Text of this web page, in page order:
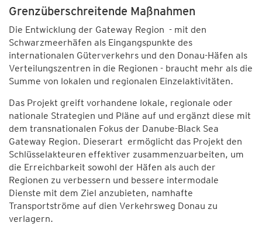
Grenzüberschreitende Maßnahmen
Die Entwicklung der Gateway Region - mit den
Schwarzmeerhäfen als Eingangspunkte des
internationalen Güterverkehrs und den Donau-Häfen als
Verteilungszentren in die Regionen - braucht mehr als die
Summe von lokalen und regionalen Einzelaktivitäten.
Das Projekt greift vorhandene lokale, regionale oder
nationale Strategien und Pläne auf und ergänzt diese mit
dem transnationalen Fokus der Danube-Black Sea
Gateway Region. Dieserart ermöglicht das Projekt den
Schlüsselakteuren effektiver zusammenzuarbeiten, um
die Erreichbarkeit sowohl der Häfen als auch der
Regionen zu verbessern und bessere intermodale
Dienste mit dem Ziel anzubieten, namhafte
Transportströme auf dien Verkehrsweg Donau zu
verlagern.